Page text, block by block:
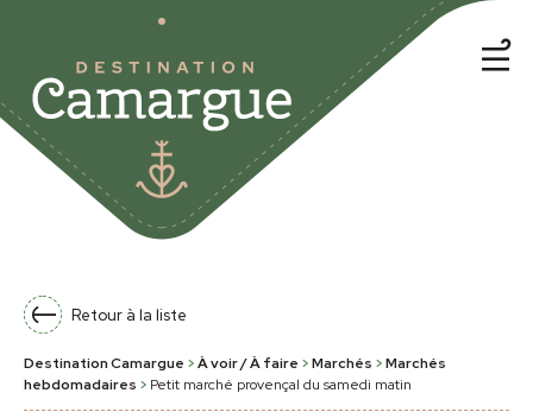
Retour à la liste
Destination Camargue >À voir / À faire >Marchés >Marchés
hebdomadaires > Petit marché provençal du samedi matin